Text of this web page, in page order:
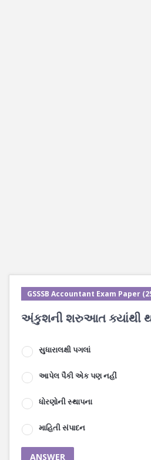
GSSSB Accountant Exam Paper
અંકુશની શરુઆત ક્યાંથી
સુધારાલક્ષી પગલાં
આપેલ પૈકી એક પણ નહીં
ધોરણોની સ્થાપના
માહિતી સંપાદન
ANSWER